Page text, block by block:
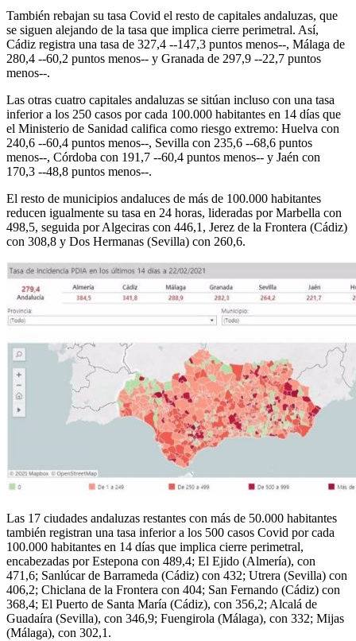
También rebajan su tasa Covid el resto de capitales andaluzas, que
se siguen alejando de la tasa que implica cierre perimetral. Así,
Cádiz registra una tasa de 327,4 --147,3 puntos menos--, Málaga de
280,4 --60,2 puntos menos-- y Granada de 297,9 --22,7 puntos
menos--.
Las otras cuatro capitales andaluzas se sitúan incluso con una tasa
inferior a los 250 casos por cada 100.000 habitantes en 14 días que
el Ministerio de Sanidad califica como riesgo extremo: Huelva con
240,6 --60,4 puntos menos--, Sevilla con 235,6 --68,6 puntos
menos--, Córdoba con 191,7 --60,4 puntos menos-- y Jaén con
170,3 --48,8 puntos menos--.
El resto de municipios andaluces de más de 100.000 habitantes
reducen igualmente su tasa en 24 horas, lideradas por Marbella con
498,5, seguida por Algeciras con 446,1, Jerez de la Frontera (Cádiz)
con 308,8 y Dos Hermanas (Sevilla) con 260,6.
Las 17 ciudades andaluzas restantes con más de 50.000 habitantes
también registran una tasa inferior a los 500 casos Covid por cada
100.000 habitantes en 14 días que implica cierre perimetral,
encabezadas por Estepona con 489,4; El Ejido (Almería), con
471,6; Sanlúcar de Barrameda (Cádiz) con 432; Utrera (Sevilla) con
406,2; Chiclana de la Frontera con 404; San Fernando (Cádiz) con
368,4; El Puerto de Santa María (Cádiz), con 356,2; Alcalá de
Guadaíra (Sevilla), con 346,9; Fuengirola (Málaga), con 332; Mijas
(Málaga), con 302,1.